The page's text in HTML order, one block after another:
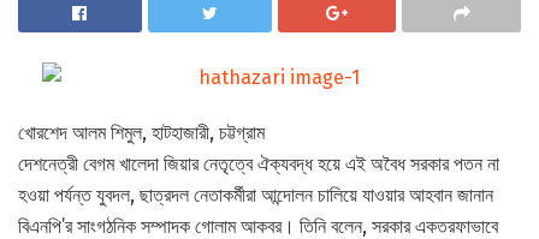
খোরশেদ আলম শিমুল, হাটহাজারী, চট্টগ্রাম
দেশনেত্রী বেগম খালেদা জিয়ার নেতৃত্বে ঐক্যবদ্ধ হয়ে এই অবৈধ সরকার পতন না
হওয়া পর্যন্ত যুবদল, ছাত্রদল নেতাকর্মীরা আন্দোলন চালিয়ে যাওয়ার আহবান জানান
বিএনপি’র সাংগঠনিক সম্পাদক গোলাম আকবর। তিনি বলেন, সরকার একতরফাভাবে